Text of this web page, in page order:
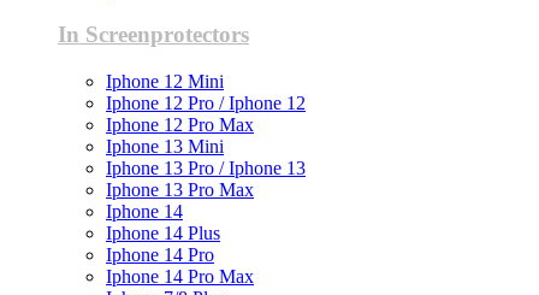
In Screenprotectors
Iphone 12 Mini
Iphone 12 Pro / Iphone 12
Iphone 12 Pro Max
Iphone 13 Mini
Iphone 13 Pro / Iphone 13
Iphone 13 Pro Max
Iphone 14
Iphone 14 Plus
Iphone 14 Pro
Iphone 14 Pro Max